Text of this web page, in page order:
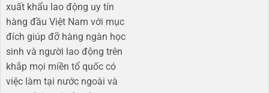
xuất khẩu lao động uy tín
hàng đầu Việt Nam với mục
đích giúp đỡ hàng ngàn học
sinh và người lao động trên
khắp mọi miền tổ quốc có
việc làm tại nước ngoài và